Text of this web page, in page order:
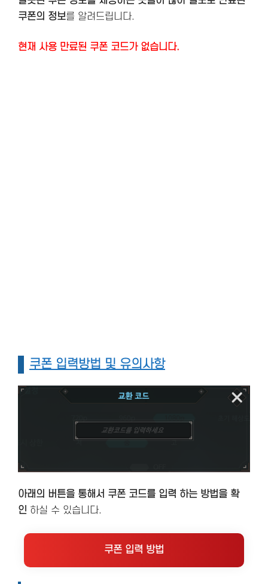
쿠폰의 정보를 알려드립니다.
현재 사용 만료된 쿠폰 코드가 없습니다.
쿠폰 입력방법 및 유의사항
아래의 버튼을 통해서 쿠폰 코드를 입력 하는 방법을 확
인 하실 수 있습니다.
쿠폰 입력 방법